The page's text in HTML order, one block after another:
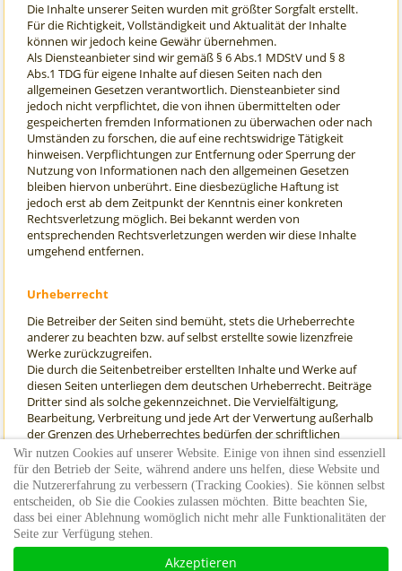
Die Inhalte unserer Seiten wurden mit größter Sorgfalt erstellt.
Für die Richtigkeit, Vollständigkeit und Aktualität der Inhalte
können wir jedoch keine Gewähr übernehmen.
Als Diensteanbieter sind wir gemäß § 6 Abs.1 MDStV und § 8
Abs.1 TDG für eigene Inhalte auf diesen Seiten nach den
allgemeinen Gesetzen verantwortlich. Diensteanbieter sind
jedoch nicht verpflichtet, die von ihnen übermittelten oder
gespeicherten fremden Informationen zu überwachen oder nach
Umständen zu forschen, die auf eine rechtswidrige Tätigkeit
hinweisen. Verpflichtungen zur Entfernung oder Sperrung der
Nutzung von Informationen nach den allgemeinen Gesetzen
bleiben hiervon unberührt. Eine diesbezügliche Haftung ist
jedoch erst ab dem Zeitpunkt der Kenntnis einer konkreten
Rechtsverletzung möglich. Bei bekannt werden von
entsprechenden Rechtsverletzungen werden wir diese Inhalte
umgehend entfernen.
Urheberrecht
Die Betreiber der Seiten sind bemüht, stets die Urheberrechte
anderer zu beachten bzw. auf selbst erstellte sowie lizenzfreie
Werke zurückzugreifen.
Die durch die Seitenbetreiber erstellten Inhalte und Werke auf
diesen Seiten unterliegen dem deutschen Urheberrecht. Beiträge
Dritter sind als solche gekennzeichnet. Die Vervielfältigung,
Bearbeitung, Verbreitung und jede Art der Verwertung außerhalb
der Grenzen des Urheberrechtes bedürfen der schriftlichen
Zustimmung des jeweiligen Autors bzw. Erstellers. Downloads
und Kopien dieser Seite sind nur für den privaten, nicht
kommerziellen Gebrauch gestattet.
letzte Aktualisierung: 01.11.2019
Wir nutzen Cookies auf unserer Website. Einige von ihnen sind essenziell
für den Betrieb der Seite, während andere uns helfen, diese Website und
die Nutzererfahrung zu verbessern (Tracking Cookies). Sie können selbst
entscheiden, ob Sie die Cookies zulassen möchten. Bitte beachten Sie,
dass bei einer Ablehnung womöglich nicht mehr alle Funktionalitäten der
Seite zur Verfügung stehen.
Akzeptieren